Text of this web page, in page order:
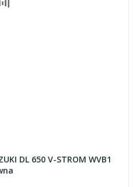
DL 650 V-STROM WVB1